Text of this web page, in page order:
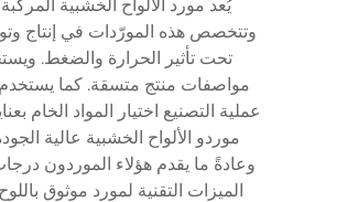
يُعد مورد الألواح الخشبية
وتتخصص هذه المورّدات في إنتاج
تحت تأثير الحرارة والضغط.
مواصفات منتج متسقة. كما يستخدم
عملية التصنيع اختيار المواد
موردو الألواح الخشبية عالية
وعادةً ما يقدم هؤلاء الموردون
الميزات التقنية لمورد موثوق